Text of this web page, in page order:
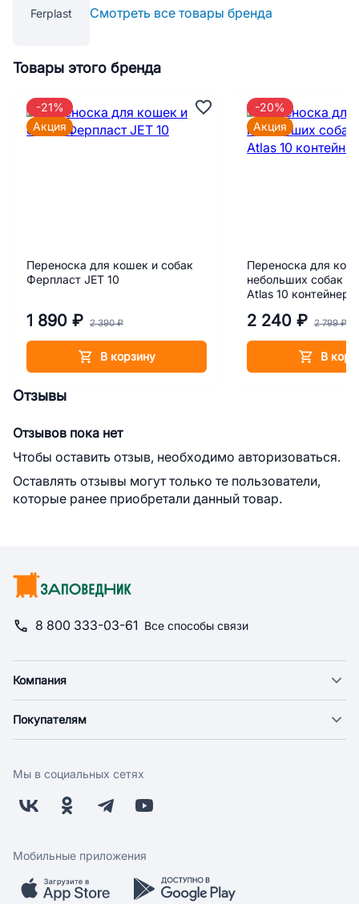
Ferplast Смотреть все товары бренда
Товары этого бренда
Переноска для кошек и собак
Ферпласт JET 10
1 890 ₽ 2 390 ₽
В корзину
-21%
Акция
Переноска для
небольших собак
Atlas 10 контейнер
2 240 ₽ 2 799 ₽
В
-20%
Акция
Отзывы
Отзывов пока нет
Чтобы оставить отзыв, необходимо авторизоваться.
Оставлять отзывы могут только те пользователи,
которые ранее приобретали данный товар.
8 800 333-03-61 Все способы связи
Компания
Новости
Поставщикам
Заводчикам
Обратная связь
Покупателям
Оплата
Бонусная программа
Скидки и акции
Мобильное приложение
Мы в социальных сетях
Мобильные приложения